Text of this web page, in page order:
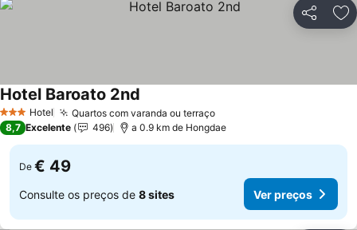
Partilhar
3 EstrelasHotel Quartos com varanda ou terraçoVer preços
Hotel Baroato 2nd
8,7 Excelente 496 a 0.9 km de Hongdae
De € 49
Consulte os preços de 8 sites Ver preços